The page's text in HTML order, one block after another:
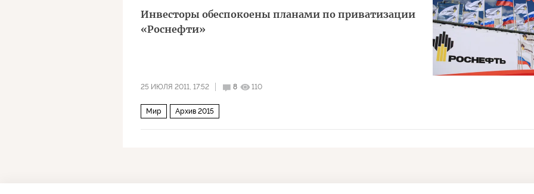
Инвесторы обеспокоены планами по приватизации
«Роснефти»
25 ИЮЛЯ 2011, 17:52 8 110
Мир Архив 2015